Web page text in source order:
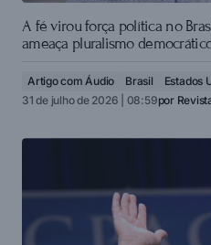
A fé virou força política no
ameaça pluralismo
Artigo com Áudio Brasil Estados
31 de julho de 2026 | 08:59por